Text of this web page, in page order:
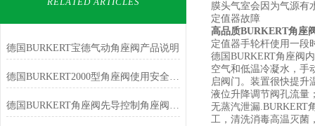
德国BURKERT宝德气动角座阀产品说明
德国BURKERT2000型角座阀使用安全讲解
德国BURKERT角座阀先导控制角座阀使用说明
膜头气室会因为气源有
定值器故障
高品质BURKERT角座
定值器手轮杆使用一段
德国BURKERT角座阀
空气和低温冷凝水，手
启阀门。装置很快提升
液位升降调节阀孔流量
无蒸汽泄漏.BURKERT
工，清洗消毒高温灭菌